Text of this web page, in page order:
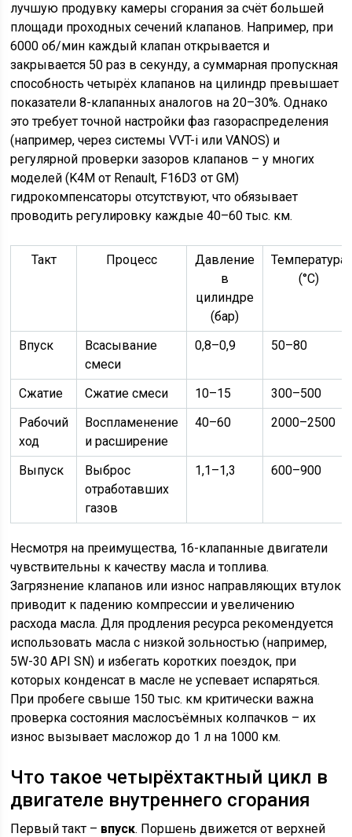
лучшую продувку камеры сгорания за счёт большей
площади проходных сечений клапанов. Например, при
6000 об/мин каждый клапан открывается и
закрывается 50 раз в секунду, а суммарная пропускная
способность четырёх клапанов на цилиндр превышает
показатели 8-клапанных аналогов на 20–30%. Однако
это требует точной настройки фаз газораспределения
(например, через системы VVT-i или VANOS) и
регулярной проверки зазоров клапанов – у многих
моделей (K4M от Renault, F16D3 от GM)
гидрокомпенсаторы отсутствуют, что обязывает
проводить регулировку каждые 40–60 тыс. км.
Такт Процесс
Давление
в
цилиндре
(бар)
Температура
(°C)
Впуск
Всасывание
смеси
0,8–0,9 50–80
Сжатие Сжатие смеси 10–15
300–500
Рабочий
ход
Воспламенение
и расширение
40–60 2000–2500
Выпуск
Выброс
отработавших
газов
1,1–1,3 600–900
Несмотря на преимущества, 16-клапанные двигатели
чувствительны к качеству масла и топлива.
Загрязнение клапанов или износ направляющих втулок
приводит к падению компрессии и увеличению
расхода масла. Для продления ресурса рекомендуется
использовать масла с низкой зольностью (например,
5W-30 API SN) и избегать коротких поездок, при
которых конденсат в масле не успевает испаряться.
При пробеге свыше 150 тыс. км критически важна
проверка состояния маслосъёмных колпачков – их
износ вызывает масложор до 1 л на 1000 км.
Что такое четырёхтактный цикл в
двигателе внутреннего сгорания
Первый такт – впуск. Поршень движется от верхней